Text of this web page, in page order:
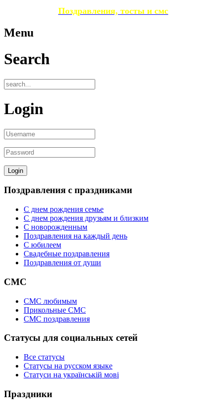
Поздравления, тосты и смс
Menu
Search
Login
Поздравления с праздниками
С днем рождения семье
С днем рождения друзьям и близким
C новорожденным
Поздравления на каждый день
С юбилеем
Свадебные поздравления
Поздравления от души
СМС
СМС любимым
Прикольные СМС
СМС поздравления
Статусы для социальных сетей
Все статусы
Статусы на русском языке
Статуси на українській мові
Праздники